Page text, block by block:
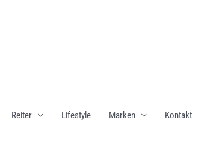
Reiter Lifestyle Marken Kontakt